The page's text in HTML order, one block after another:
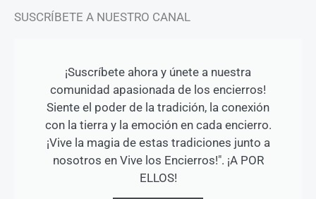
SUSCRÍBETE A NUESTRO CANAL
¡Suscríbete ahora y únete a nuestra
comunidad apasionada de los encierros!
Siente el poder de la tradición, la conexión
con la tierra y la emoción en cada encierro.
¡Vive la magia de estas tradiciones junto a
nosotros en Vive los Encierros!". ¡A POR
ELLOS!